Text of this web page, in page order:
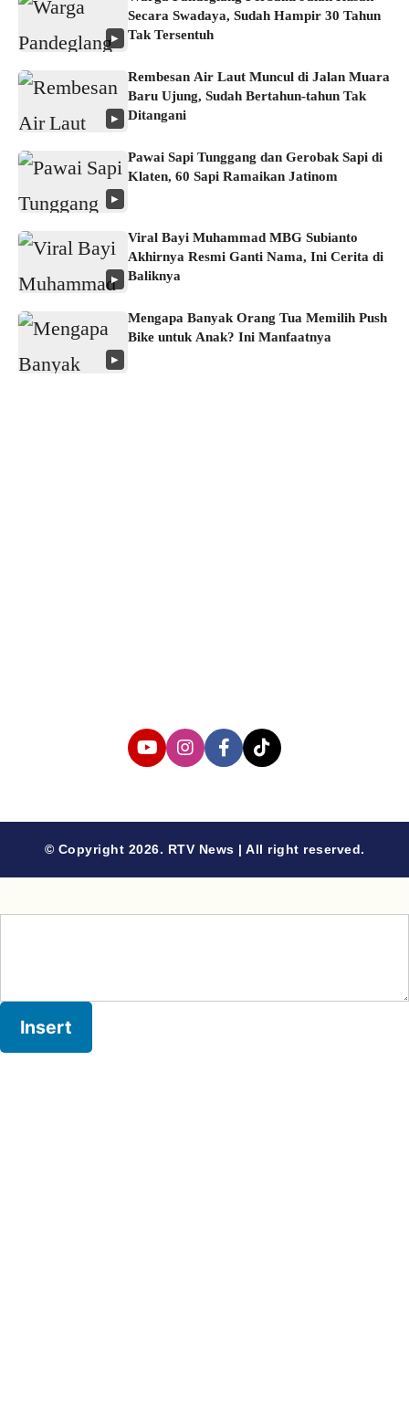
▶
Secara Swadaya, Sudah Hampir 30 Tahun
Tak Tersentuh
▶
Rembesan Air Laut Muncul di Jalan Muara
Baru Ujung, Sudah Bertahun-tahun Tak
Ditangani
▶
Pawai Sapi Tunggang dan Gerobak Sapi di
Klaten, 60 Sapi Ramaikan Jatinom
▶
Viral Bayi Muhammad MBG Subianto
Akhirnya Resmi Ganti Nama, Ini Cerita di
Baliknya
▶
Mengapa Banyak Orang Tua Memilih Push
Bike untuk Anak? Ini Manfaatnya
© Copyright 2026. RTV News | All right reserved.
Insert